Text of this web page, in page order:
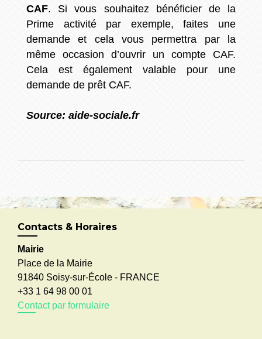
CAF. Si vous souhaitez bénéficier de la
Prime activité par exemple, faites une
demande et cela vous permettra par la
même occasion d’ouvrir un compte CAF.
Cela est également valable pour une
demande de prêt CAF.
Source: aide-sociale.fr
Contacts & Horaires
Mairie
Place de la Mairie
91840 Soisy-sur-École - FRANCE
+33 1 64 98 00 01
Contact par formulaire